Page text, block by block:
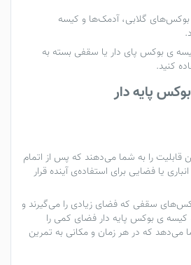
بوکس‌های گلابی،آدمک‌ها‌ و کیسه
ی بوکس پای دار یا سقفی بسته به
کنید.
پایه دار
قابلیت را به شما می‌دهند که پس از اتمام
یا فضایی برای استفاده‌ی آینده قرار
سقفی که فضای زیادی را می‌گیرند و
ی بوکس پایه دار فضای کمی را
می‌دهد که در هر زمان و مکانی به تمرین